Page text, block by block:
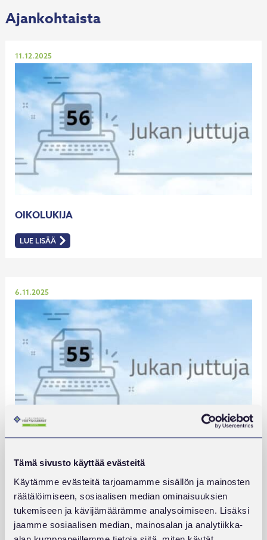
Tämä sivusto käyttää evästeitä
Käytämme evästeitä tarjoamamme sisällön ja mainosten
räätälöimiseen, sosiaalisen median ominaisuuksien
tukemiseen ja kävijämäärämme analysoimiseen. Lisäksi
jaamme sosiaalisen median, mainosalan ja analytiikka-
Ajankohtaista
OIKOLUKIJA
Julkaistu
11.12.2025
LUE LISÄÄ
:
OIKOLUKIJA
Julkaistu
6.11.2025
LUE LISÄÄ
:
PITELEMÄTÖNTÄ
ILMAA
Julkaistu
4.8.2025